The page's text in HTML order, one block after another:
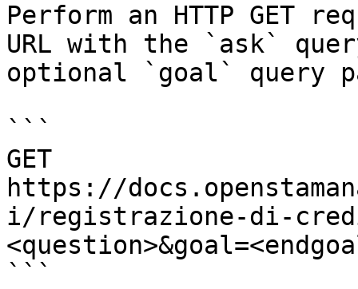
Perform an HTTP GET
URL with the `ask`
optional `goal` query
```
GET
https://
i/registrazione-di-
```